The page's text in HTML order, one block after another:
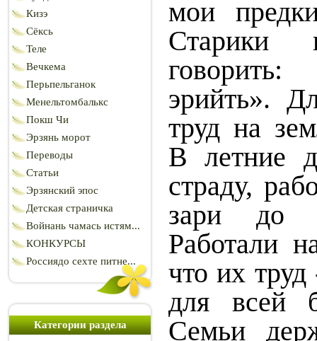
Кизэ
Сёксь
Теле
Вечкема
Перьпельганок
Менельтомбалькс
Покш Чи
Эрзянь морот
Переводы
Статьи
Эрзянский эпос
Детская страничка
Войнань чамась истям...
КОНКУРСЫ
Россиядо сехте питне...
Категории раздела
мои
Старики
эрийть».
труд на
В летние
страду,
зари до
Работали
что их
для всей
Семьи